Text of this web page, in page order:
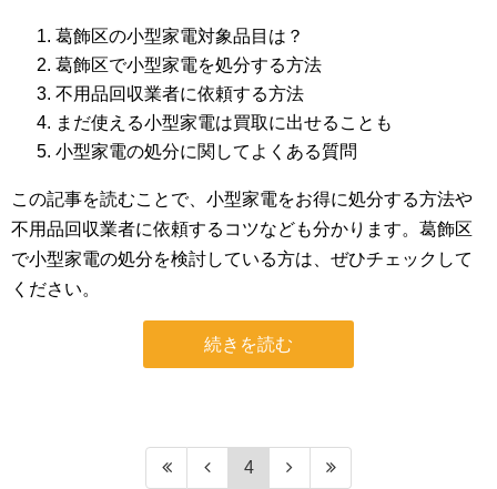
葛飾区の小型家電対象品目は？
葛飾区で小型家電を処分する方法
不用品回収業者に依頼する方法
まだ使える小型家電は買取に出せることも
小型家電の処分に関してよくある質問
この記事を読むことで、小型家電をお得に処分する方法や
不用品回収業者に依頼するコツなども分かります。葛飾区
で小型家電の処分を検討している方は、ぜひチェックして
ください。
続きを読む
4